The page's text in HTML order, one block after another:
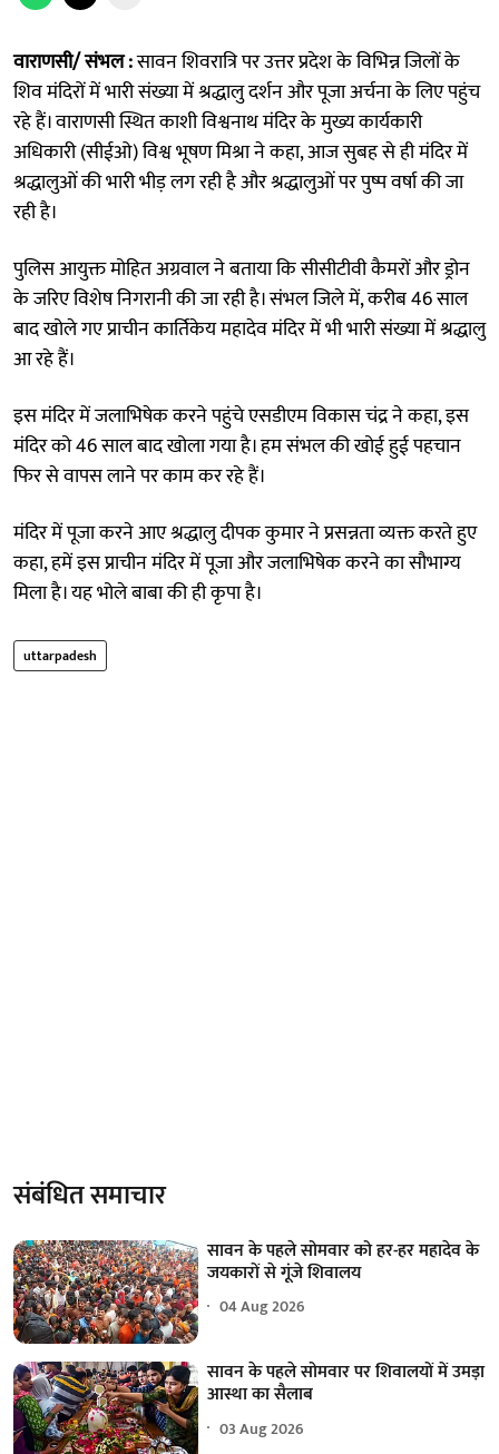
वाराणसी/ संभल :सावन शिवरात्रि पर उत्तर प्रदेश के विभिन्न जिलों के
शिव मंदिरों में भारी संख्या में श्रद्धालु दर्शन और पूजा अर्चना के लिए पहुंच
रहे हैं। वाराणसी स्थित काशी विश्वनाथ मंदिर के मुख्य कार्यकारी
अधिकारी (सीईओ) विश्व भूषण मिश्रा ने कहा, आज सुबह से ही मंदिर में
श्रद्धालुओं की भारी भीड़ लग रही है और श्रद्धालुओं पर पुष्प वर्षा की जा
रही है।
पुलिस आयुक्त मोहित अग्रवाल ने बताया कि सीसीटीवी कैमरों और ड्रोन
के जरिए विशेष निगरानी की जा रही है। संभल जिले में, करीब 46 साल
बाद खोले गए प्राचीन कार्तिकेय महादेव मंदिर में भी भारी संख्या में श्रद्धालु
आ रहे हैं।
इस मंदिर में जलाभिषेक करने पहुंचे एसडीएम विकास चंद्र ने कहा, इस
मंदिर को 46 साल बाद खोला गया है। हम संभल की खोई हुई पहचान
फिर से वापस लाने पर काम कर रहे हैं।
मंदिर में पूजा करने आए श्रद्धालु दीपक कुमार ने प्रसन्नता व्यक्त करते हुए
कहा, हमें इस प्राचीन मंदिर में पूजा और जलाभिषेक करने का सौभाग्य
मिला है। यह भोले बाबा की ही कृपा है।
uttarpadesh
संबंधित समाचार
सावन के पहले सोमवार को हर-हर महादेव के
जयकारों से गूंजे शिवालय
04 Aug 2026
सावन के पहले सोमवार पर शिवालयों में उमड़ा
आस्था का सैलाब
03 Aug 2026